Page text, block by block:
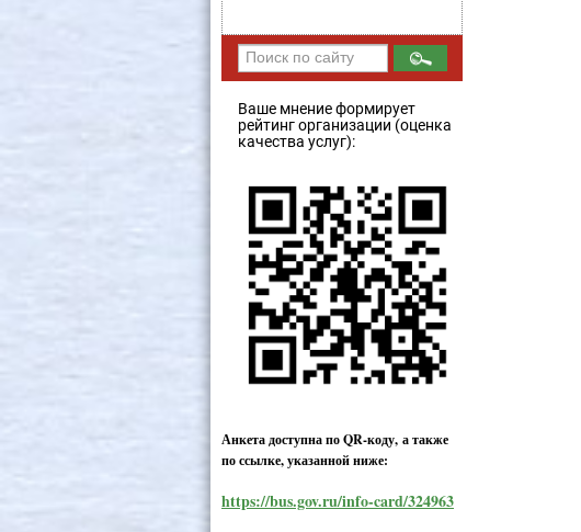
Ваше мнение формирует
рейтинг организации (оценка
качества услуг):
Анкета доступна по QR-коду, а также
по ссылке, указанной ниже:
https://bus.gov.ru/info-card/324963